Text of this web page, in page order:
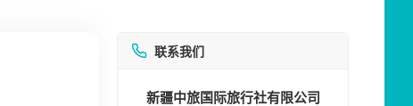
联系我们
新疆中旅国际旅行社有限公司